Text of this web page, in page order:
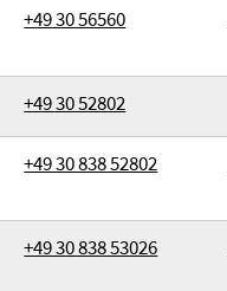
+49 30 56560
+49 30 52802
+49 30 838 52802
+49 30 838 53026